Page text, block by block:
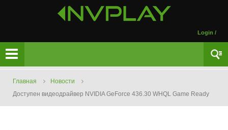
Login /
Главная
Новости
Доступен видеодрайвер NVIDIA GeForce 436.30 WHQL Game Ready